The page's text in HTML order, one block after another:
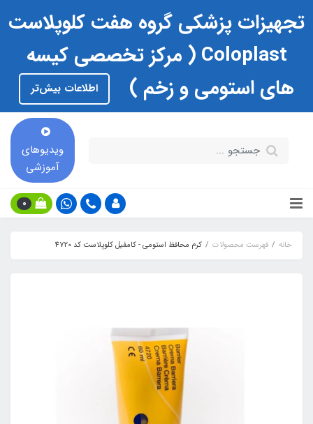
تجهیزات پزشکی گروه هفت کلوپلاست
Coloplast ( مرکز تخصصی کیسه
های استومی و زخم )
اطلاعات بیش‌تر
ویدیوهای
آموزشی
0
خانه فهرست محصولات کرم محافظ استومی - کامفیل کلوپلاست کد 4720